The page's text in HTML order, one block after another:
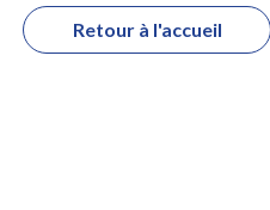
Retour à l'accueil